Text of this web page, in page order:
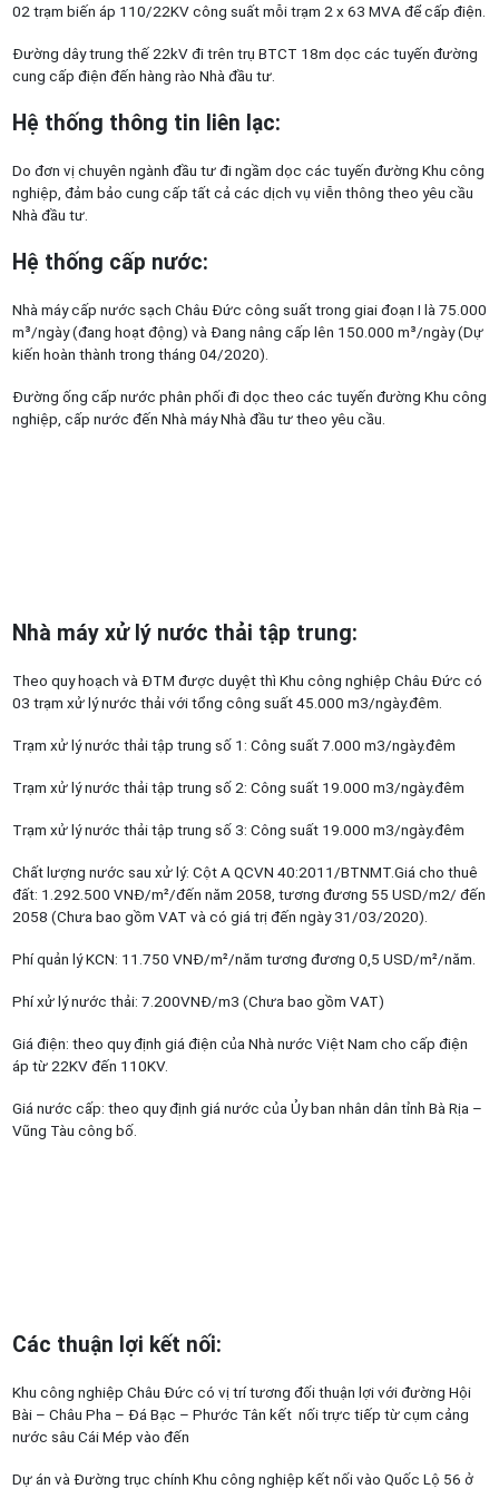
02 trạm biến áp 110/22KV công suất mỗi trạm 2 x 63 MVA để cấp điện.
Đường dây trung thế 22kV đi trên trụ BTCT 18m dọc các tuyến đường
cung cấp điện đến hàng rào Nhà đầu tư.
Hệ thống thông tin liên lạc:
Do đơn vị chuyên ngành đầu tư đi ngầm dọc các tuyến đường Khu công
nghiệp, đảm bảo cung cấp tất cả các dịch vụ viễn thông theo yêu cầu
Nhà đầu tư.
Hệ thống cấp nước:
Nhà máy cấp nước sạch Châu Đức công suất trong giai đoạn I là 75.000
m³/ngày (đang hoạt động) và Đang nâng cấp lên 150.000 m³/ngày (Dự
kiến hoàn thành trong tháng 04/2020).
Đường ống cấp nước phân phối đi dọc theo các tuyến đường Khu công
nghiệp, cấp nước đến Nhà máy Nhà đầu tư theo yêu cầu.
Nhà máy xử lý nước thải tập trung:
Theo quy hoạch và ĐTM được duyệt thì Khu công nghiệp Châu Đức có
03 trạm xử lý nước thải với tổng công suất 45.000 m3/ngày.đêm.
Trạm xử lý nước thải tập trung số 1: Công suất 7.000 m3/ngày.đêm
Trạm xử lý nước thải tập trung số 2: Công suất 19.000 m3/ngày.đêm
Trạm xử lý nước thải tập trung số 3: Công suất 19.000 m3/ngày.đêm
Chất lượng nước sau xử lý: Cột A QCVN 40:2011/BTNMT.Giá cho thuê
đất: 1.292.500 VNĐ/m²/đến năm 2058, tương đương 55 USD/m2/ đến
2058 (Chưa bao gồm VAT và có giá trị đến ngày 31/03/2020).
Phí quản lý KCN: 11.750 VNĐ/m²/năm tương đương 0,5 USD/m²/năm.
Phí xử lý nước thải: 7.200VNĐ/m3 (Chưa bao gồm VAT)
Giá điện: theo quy định giá điện của Nhà nước Việt Nam cho cấp điện
áp từ 22KV đến 110KV.
Giá nước cấp: theo quy định giá nước của Ủy ban nhân dân tỉnh Bà Rịa –
Vũng Tàu công bố.
Các thuận lợi kết nối:
Khu công nghiệp Châu Đức có vị trí tương đối thuận lợi với đường Hội
Bài – Châu Pha – Đá Bạc – Phước Tân kết nối trực tiếp từ cụm cảng
nước sâu Cái Mép vào đến
Dự án và Đường trục chính Khu công nghiệp kết nối vào Quốc Lộ 56 ở